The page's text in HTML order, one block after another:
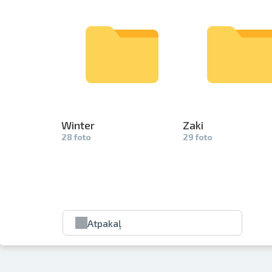
Winter
28 foto
Zaki
29 foto
Atpakaļ